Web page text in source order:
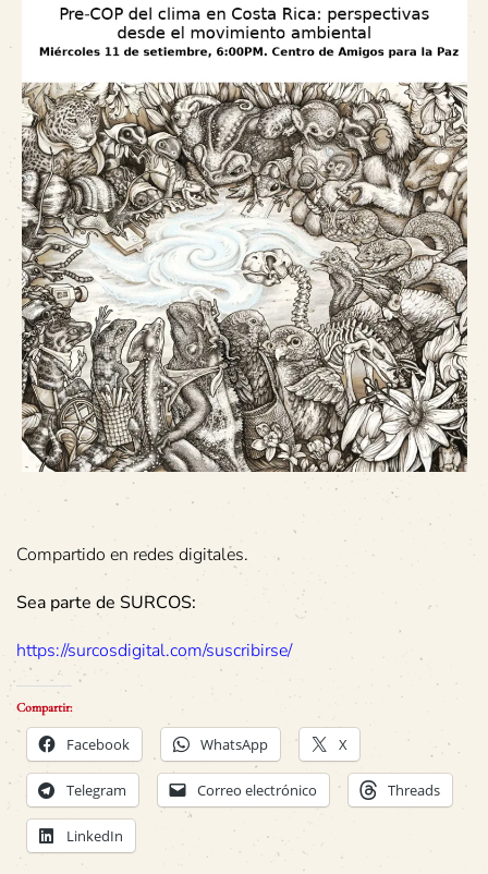
Compartido en redes digitales.
Sea parte de SURCOS:
https://surcosdigital.com/suscribirse/
Compartir:
Facebook WhatsApp X
Telegram Correo electrónico Threads
LinkedIn